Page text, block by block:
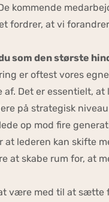
kommende
fordrer, at vi
som den største
er oftest vores
af. Det er essentielt,
på strategisk
op mod fire
at lederen kan skifte
at skabe rum for, at
være med til at sætte